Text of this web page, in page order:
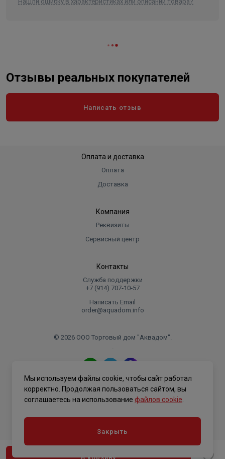
В корзину
Отзывы реальных покупателей
Написать отзыв
Оплата и доставка
Оплата
Доставка
Компания
Реквизиты
Сервисный центр
Контакты
Служба поддержки
+7 (914) 707‑10‑57
Написать Email
order@aquadom.info
© 2026 ООО Торговый дом "Аквадом".
.
Политика конфиденциальности
Мы используем файлы cookie, чтобы сайт работал
корректно. Продолжая пользоваться сайтом, вы
соглашаетесь на использование файлов cookie
Закрыть